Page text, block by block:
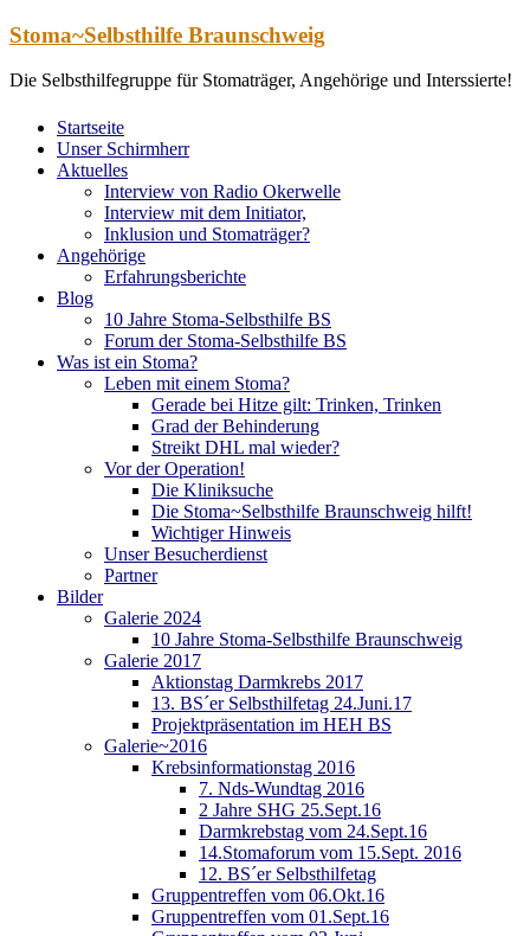
Zum
springen
Stoma~Selbsthilfe Braunschweig
Die Selbsthilfegruppe für Stomaträger, Angehörige und Interssierte!
Startseite
Unser Schirmherr
Aktuelles
Interview von Radio Okerwelle
Interview mit dem Initiator,
Inklusion und Stomaträger?
Angehörige
Erfahrungsberichte
Blog
10 Jahre Stoma-Selbsthilfe BS
Forum der Stoma-Selbsthilfe BS
Was ist ein Stoma?
Leben mit einem Stoma?
Gerade bei Hitze gilt: Trinken, Trinken
Grad der Behinderung
Streikt DHL mal wieder?
Vor der Operation!
Die Kliniksuche
Die Stoma~Selbsthilfe Braunschweig hilft!
Wichtiger Hinweis
Unser Besucherdienst
Partner
Bilder
Galerie 2024
10 Jahre Stoma-Selbsthilfe Braunschweig
Galerie 2017
Aktionstag Darmkrebs 2017
13. BS´er Selbsthilfetag 24.Juni.17
Projektpräsentation im HEH BS
Galerie~2016
Krebsinformationstag 2016
7. Nds-Wundtag 2016
2 Jahre SHG 25.Sept.16
Darmkrebstag vom 24.Sept.16
14.Stomaforum vom 15.Sept. 2016
12. BS´er Selbsthilfetag
Gruppentreffen vom 06.Okt.16
Gruppentreffen vom 01.Sept.16